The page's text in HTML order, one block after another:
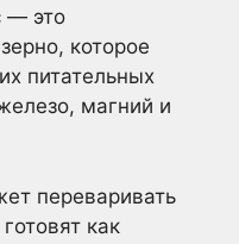
— это
которое
питательных
магний и
переваривать
как